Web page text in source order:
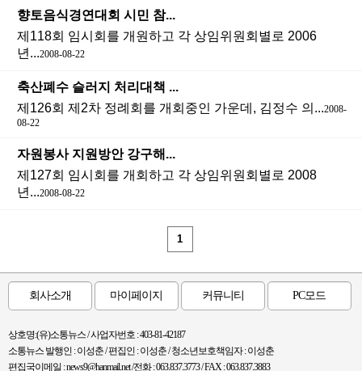
향토음식경연대회 시민 참...
제118회 임시회를 개원하고 각 상임위원회별로 2006
년...2008-08-22
축산폐수 슬러지 처리대책 ...
제126회 제2차 정례회를 개회중인 가운데, 김정수 의...2008-
08-22
자원봉사 지원방안 강구해...
제127회 임시회를 개회하고 각 상임위원회별로 2008
년...2008-08-22
1
회사소개 마이페이지 커뮤니티 PC모드
상호명:(유)소통뉴스 / 사업자번호 : 403-81-42187
소통뉴스 발행인 : 이성춘 / 편집인 : 이성춘 / 청소년보호책임자 : 이성춘
편집국이메일 : news9@hanmail.net /전화 : 063.837.3773 / FAX : 063.837.3883